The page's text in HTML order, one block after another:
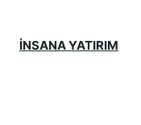
İNSANA YATIRIM